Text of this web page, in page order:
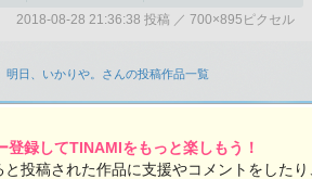
2018-08-28 21:36:38 投稿 ／ 700×895ピクセル
明日、いかりや。さんの投稿作品一覧
登録してTINAMIをもっと楽しもう！
投稿された作品に支援やコメントをしたり